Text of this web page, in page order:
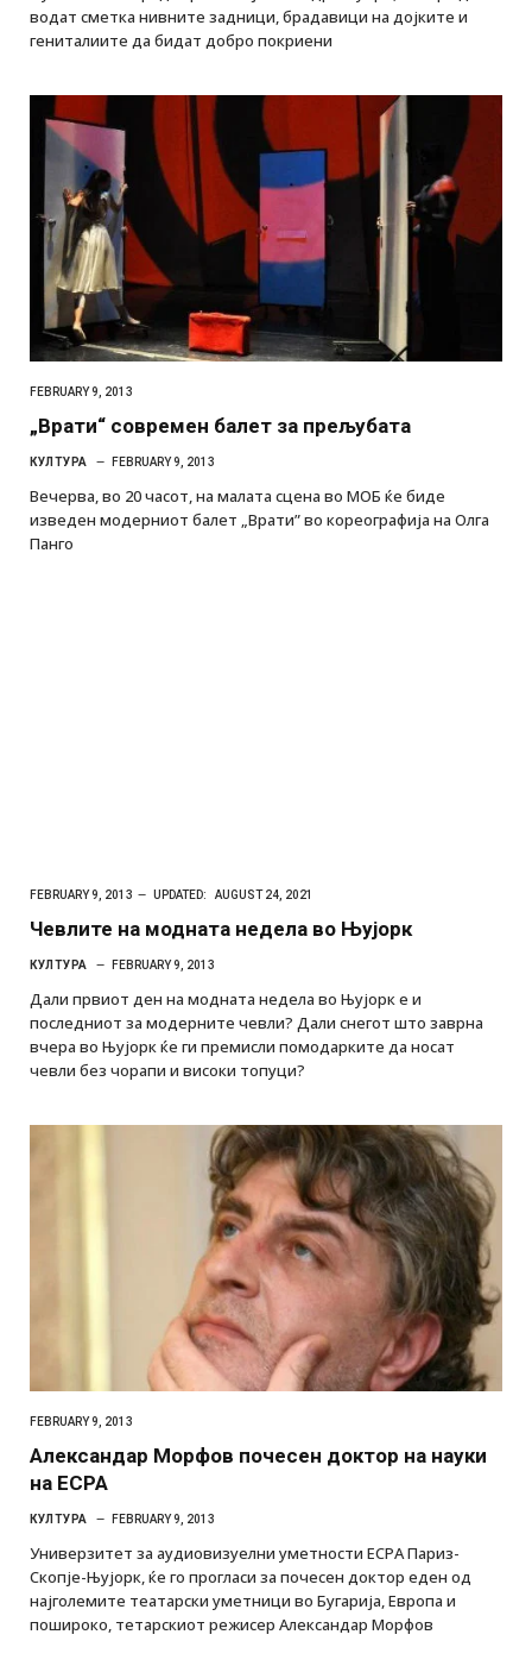
водат сметка нивните задници, брадавици на дојките и
гениталиите да бидат добро покриени
FEBRUARY 9, 2013
„Врати“ современ балет за прељубата
КУЛТУРА FEBRUARY 9, 2013
Вечерва, во 20 часот, на малата сцена во МОБ ќе биде
изведен модерниот балет „Врати” во кореографија на Олга
Панго
FEBRUARY 9, 2013 UPDATED: AUGUST 24, 2021
Чевлите на модната недела во Њујорк
КУЛТУРА FEBRUARY 9, 2013
Дали првиот ден на модната недела во Њујорк е и
последниот за модерните чевли? Дали снегот што заврна
вчера во Њујорк ќе ги премисли помодарките да носат
чевли без чорапи и високи топуци?
FEBRUARY 9, 2013
Александар Морфов почесен доктор на науки
на ЕСРА
КУЛТУРА FEBRUARY 9, 2013
Универзитет за аудиовизуелни уметности ЕСРА Париз-
Скопје-Њујорк, ќе го прогласи за почесен доктор еден од
најголемите театарски уметници во Бугарија, Европа и
пошироко, тетарскиот режисер Александар Морфов